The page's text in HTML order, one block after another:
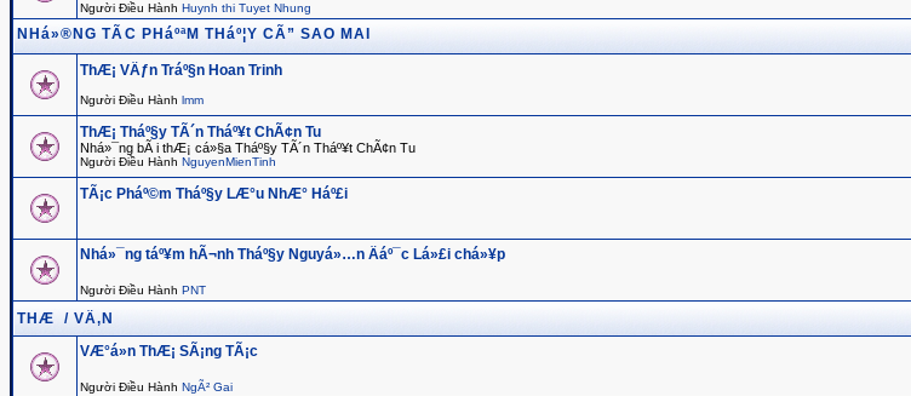
Người Điều Hành Huynh thi Tuyet Nhung
NHá»®NG TÃC PHáºªM THáº¦Y CÃ” SAO MAI
ThÆ¡ VÄƒn Tráº§n Hoan Trinh
Người Điều Hành lmm
ThÆ¡ Tháº§y TÃ´n Tháº¥t ChÃ¢n Tu
Nhá»¯ng bÃ i thÆ¡ cá»§a Tháº§y TÃ´n Tháº¥t ChÃ¢n Tu
Người Điều Hành NguyenMienTinh
TÃ¡c Pháº©m Tháº§y LÆ°u NhÆ° Háº£i
Nhá»¯ng táº¥m hÃ¬nh Tháº§y Nguyá»…n Äáº¯c Lá»£i chá»¥p
Người Điều Hành PNT
THÆ / VÄ‚N
VÆ°á»n ThÆ¡ SÃ¡ng TÃ¡c
Người Điều Hành NgÃ² Gai